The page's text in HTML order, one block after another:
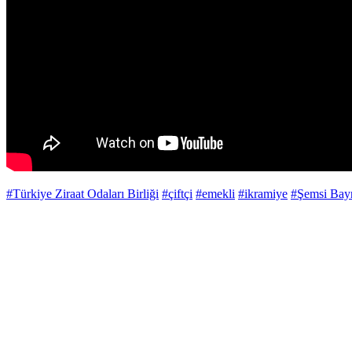
#Türkiye Ziraat Odaları Birliği #çiftçi #emekli #ikramiye #Şemsi